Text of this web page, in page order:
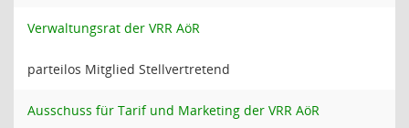
Verwaltungsrat der VRR AöR
parteilos Mitglied Stellvertretend
Ausschuss für Tarif und Marketing der VRR AöR